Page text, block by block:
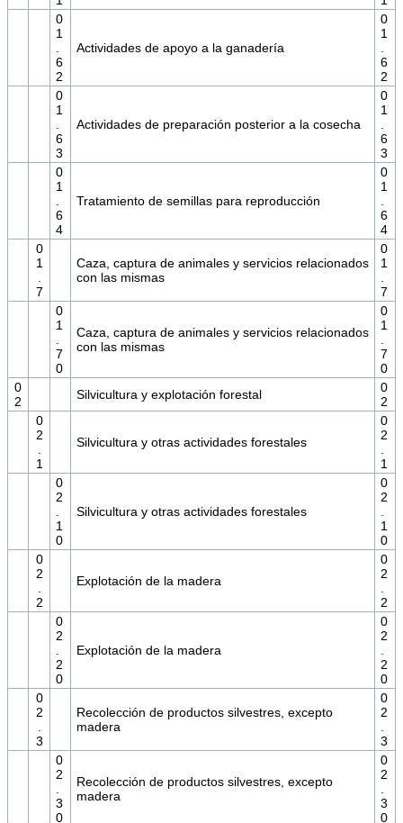
0
1
.
6
2
Actividades de apoyo a la ganadería
0
1
.
6
2
0
1
.
6
3
Actividades de preparación posterior a la cosecha
0
1
.
6
3
0
1
.
6
4
Tratamiento de semillas para reproducción
0
1
.
6
4
0
1
.
7
Caza, captura de animales y servicios relacionados
con las mismas
0
1
.
7
0
1
.
7
0
Caza, captura de animales y servicios relacionados
con las mismas
0
1
.
7
0
0
2
Silvicultura y explotación forestal
0
2
0
2
.
1
Silvicultura y otras actividades forestales
0
2
.
1
0
2
.
1
0
Silvicultura y otras actividades forestales
0
2
.
1
0
0
2
.
2
Explotación de la madera
0
2
.
2
0
2
.
2
0
Explotación de la madera
0
2
.
2
0
0
2
.
3
Recolección de productos silvestres, excepto
madera
0
2
.
3
0
2
.
3
0
Recolección de productos silvestres, excepto
madera
0
2
.
3
0